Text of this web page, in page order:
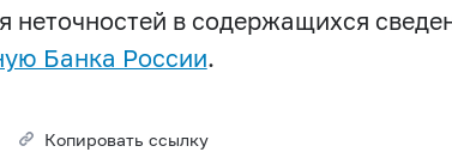
неточностей в содержащихся
Банка России.
Копировать ссылку